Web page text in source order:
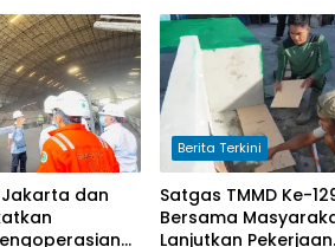
Jakarta dan
Berita Terkini
Satgas TMMD Ke-
Bersama
Lanjutkan Pekerjaan